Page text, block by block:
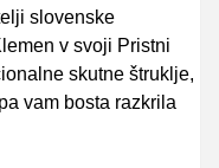
slovenske
v svoji Pristni
skutne štruklje,
vam bosta razkrila